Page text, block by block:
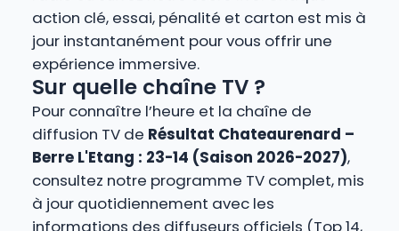
action clé, essai, pénalité et carton est mis à
jour instantanément pour vous offrir une
expérience immersive.
Sur quelle chaîne TV ?
Pour connaître l’heure et la chaîne de
diffusion TV de Résultat Chateaurenard –
Berre L'Etang : 23-14 (Saison 2026-2027),
consultez notre programme TV complet, mis
à jour quotidiennement avec les